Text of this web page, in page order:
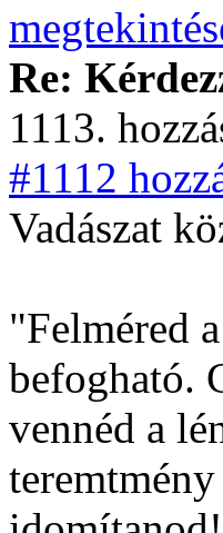
Re:
1113.
#1112
Vadászat
"Felméred
befogható.
vennéd a